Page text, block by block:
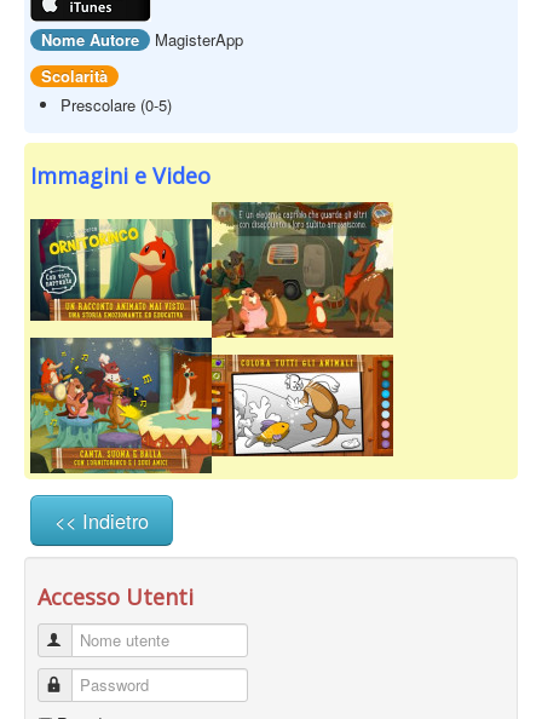
Nome Autore
MagisterApp
Scolarità
Prescolare (0-5)
Immagini e Video
<< Indietro
Accesso Utenti
Nome utente
Password